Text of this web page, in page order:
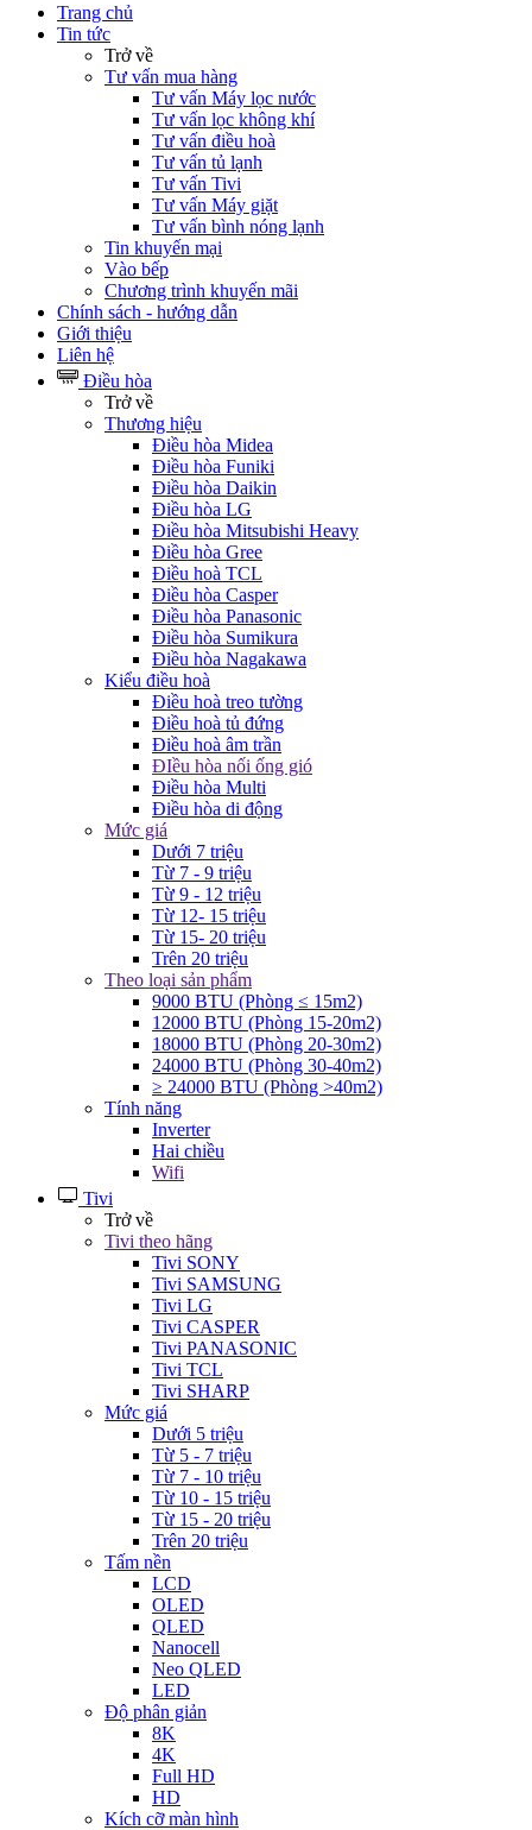
Trang chủ
Tin tức
Trở về
Tư vấn mua hàng
Tư vấn Máy lọc nước
Tư vấn lọc không khí
Tư vấn điều hoà
Tư vấn tủ lạnh
Tư vấn Tivi
Tư vấn Máy giặt
Tư vấn bình nóng lạnh
Tin khuyến mại
Vào bếp
Chương trình khuyến mãi
Chính sách - hướng dẫn
Giới thiệu
Liên hệ
Điều hòa
Trở về
Thương hiệu
Điều hòa Midea
Điều hòa Funiki
Điều hòa Daikin
Điều hòa LG
Điều hòa Mitsubishi Heavy
Điều hòa Gree
Điều hoà TCL
Điều hòa Casper
Điều hòa Panasonic
Điều hòa Sumikura
Điều hòa Nagakawa
Kiểu điều hoà
Điều hoà treo tường
Điều hoà tủ đứng
Điều hoà âm trần
ĐIều hòa nối ống gió
Điều hòa Multi
Điều hòa di động
Mức giá
Dưới 7 triệu
Từ 7 - 9 triệu
Từ 9 - 12 triệu
Từ 12- 15 triệu
Từ 15- 20 triệu
Trên 20 triệu
Theo loại sản phẩm
9000 BTU (Phòng ≤ 15m2)
12000 BTU (Phòng 15-20m2)
18000 BTU (Phòng 20-30m2)
24000 BTU (Phòng 30-40m2)
≥ 24000 BTU (Phòng >40m2)
Tính năng
Inverter
Hai chiều
Wifi
Tivi
Trở về
Tivi theo hãng
Tivi SONY
Tivi SAMSUNG
Tivi LG
Tivi CASPER
Tivi PANASONIC
Tivi TCL
Tivi SHARP
Mức giá
Dưới 5 triệu
Từ 5 - 7 triệu
Từ 7 - 10 triệu
Từ 10 - 15 triệu
Từ 15 - 20 triệu
Trên 20 triệu
Tấm nền
LCD
OLED
QLED
Nanocell
Neo QLED
LED
Độ phân giản
8K
4K
Full HD
HD
Kích cỡ màn hình